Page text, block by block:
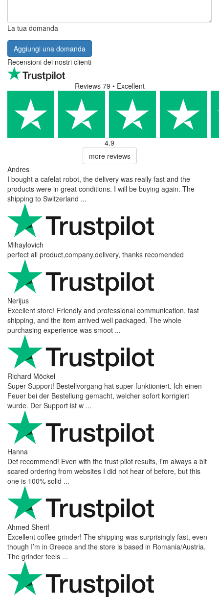
La tua domanda
Aggiungi una domanda
Recensioni dei nostri clienti
Reviews 79 • Excellent
4.9
more reviews
Andres
I bought a cafelat robot, the delivery was really fast and the
products were in great conditions. I will be buying again. The
shipping to Switzerland ...
Mihaylovich
perfect all product,company,delivery, thanks recomended
Nerijus
Excellent store! Friendly and professional communication, fast
shipping, and the item arrived well packaged. The whole
purchasing experience was smoot ...
Richard Möckel
Super Support! Bestellvorgang hat super funktioniert. Ich einen
Feuer bei der Bestellung gemacht, welcher sofort korrigiert
wurde. Der Support ist w ...
Hanna
Def recommend! Even with the trust pilot results, I'm always a bit
scared ordering from websites I did not hear of before, but this
one is 100% solid ...
Ahmed Sherif
Excellent coffee grinder! The shipping was surprisingly fast, even
though I’m in Greece and the store is based in Romania/Austria.
The grinder feels ...